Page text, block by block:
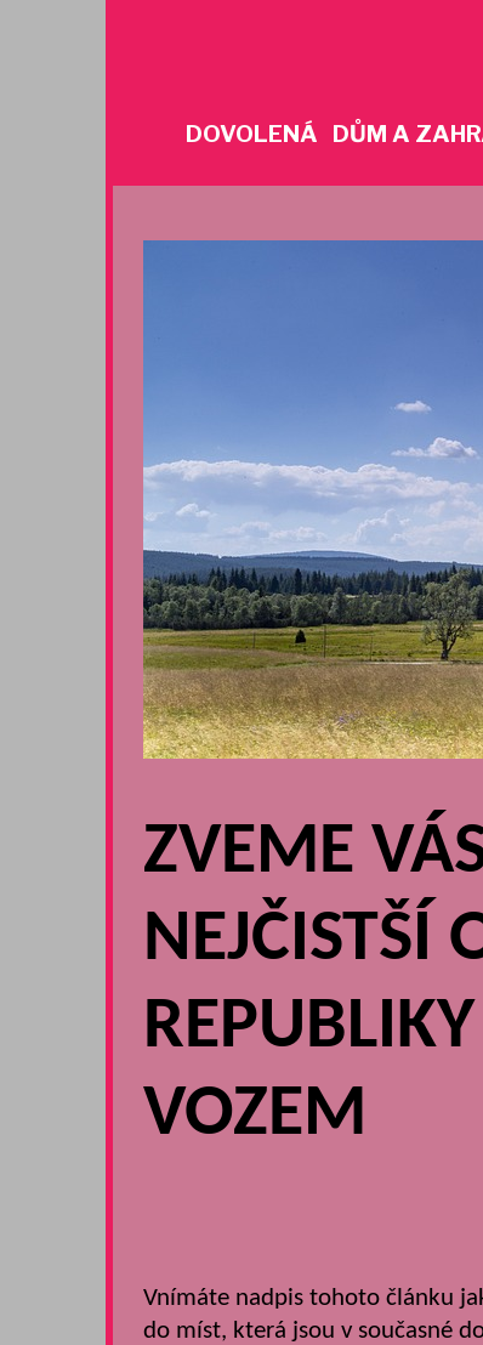
DOVOLENÁ DŮM A
ZVEME
NEJČISTŠÍ
VOZEM
Vnímáte nadpis tohoto článku
do míst, která jsou v současné